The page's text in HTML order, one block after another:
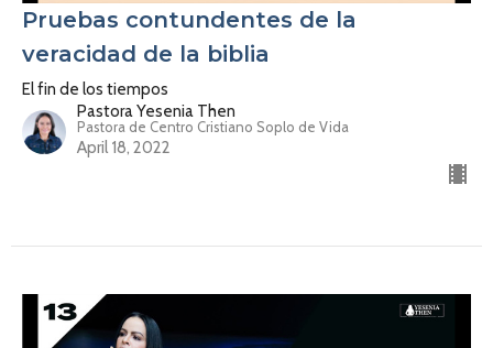
Pruebas contundentes de la
veracidad de la biblia
El fin de los tiempos
Pastora Yesenia Then
Pastora de Centro Cristiano Soplo de Vida
April 18, 2022